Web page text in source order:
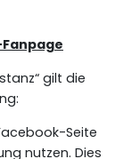
gilt die
Seite
nutzen. Dies